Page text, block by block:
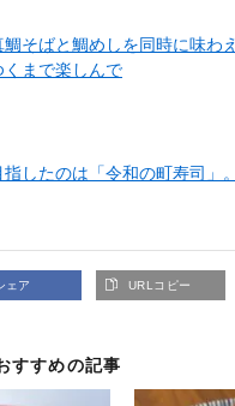
鯛そばと鯛めしを同時に味わ
くまで楽しんで
指したのは「令和の町寿司」
ェア URLコピー
すすめの記事